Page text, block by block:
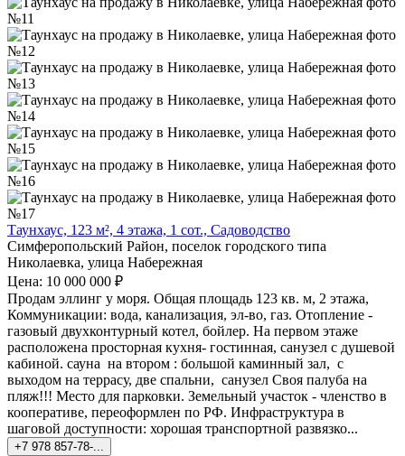
Таунхаус, 123 м², 4 этажа, 1 сот., Садоводство
Симферопольский Район, поселок городского типа
Николаевка, улица Набережная
Цена: 10 000 000 ₽
Продам эллинг у моря. Общая площадь 123 кв. м, 2 этажа,
Коммуникации: вода, канализация, эл-во, газ. Отопление -
газовый двухконтурный котел, бойлер. На первом этаже
расположена просторная кухня- гостинная, санузел с душевой
кабиной. сауна на втором : большой каминный зал, с
выходом на террасу, две спальни, санузел Своя палуба на
пляж!!! Место для парковки. Земельный участок - членство в
кооперативе, переоформлен по РФ. Инфраструктура в
шаговой доступности: хорошая транспортной развязко...
+7 978 857-78-...